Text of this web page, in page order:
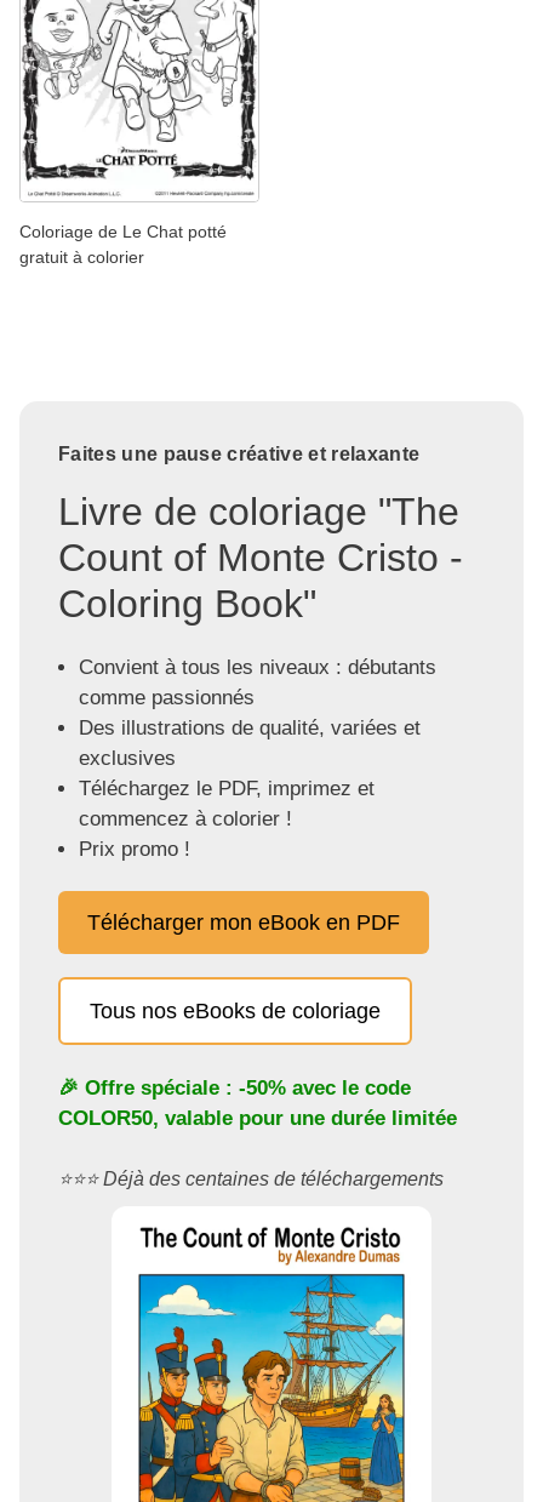
Coloriage de Le Chat potté
gratuit à colorier
Faites une pause créative et relaxante
Livre de coloriage "The
Count of Monte Cristo -
Coloring Book"
Convient à tous les niveaux : débutants
comme passionnés
Des illustrations de qualité, variées et
exclusives
Téléchargez le PDF, imprimez et
commencez à colorier !
Prix promo !
Télécharger mon eBook en PDF
Tous nos eBooks de coloriage
🎉 Offre spéciale : -50% avec le code
COLOR50, valable pour une durée limitée
⭐️⭐️⭐️ Déjà des centaines de téléchargements